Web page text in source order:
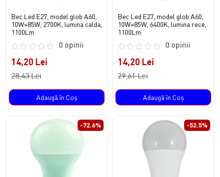
Bec Led E27, model glob A60,
10W=85W, 2700K, lumina calda,
1100Lm
0 opinii
14,20 Lei
28,43 Lei
Adaugă în Coş
Bec Led E27, model glob A60,
10W=85W, 6400K, lumina rece,
1100Lm
0 opinii
14,20 Lei
29,61 Lei
Adaugă în Coş
-72.6% -52.5%